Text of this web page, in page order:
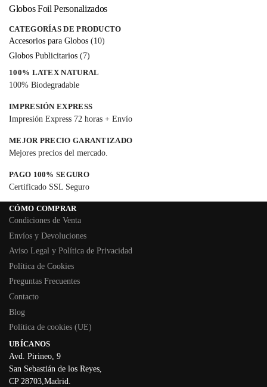
Globos Foil Personalizados
CATEGORÍAS DE PRODUCTO
Accesorios para Globos (10)
Globos Publicitarios (7)
100% LATEX NATURAL
100% Biodegradable
IMPRESIÓN EXPRESS
Impresión Express 72 horas + Envío
MEJOR PRECIO GARANTIZADO
Mejores precios del mercado.
PAGO 100% SEGURO
Certificado SSL Seguro
CÓMO COMPRAR
Condiciones de Venta
Envíos y Devoluciones
Aviso Legal y Política de Privacidad
Política de Cookies
Preguntas Frecuentes
Contacto
Blog
Política de cookies (UE)
UBÍCANOS
Avd. Pirineo, 9
San Sebastián de los Reyes,
CP 28703,Madrid.